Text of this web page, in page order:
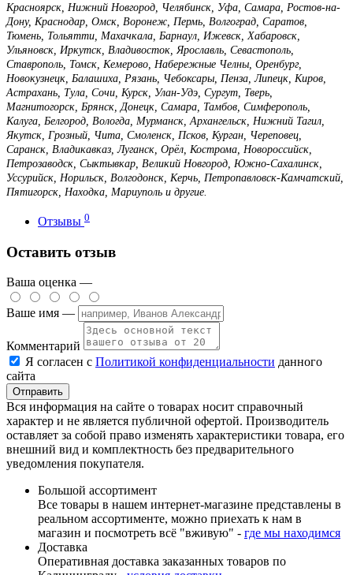
Красноярск, Нижний Новгород, Челябинск, Уфа, Самара, Ростов-на-
Дону, Краснодар, Омск, Воронеж, Пермь, Волгоград, Саратов,
Тюмень, Тольятти, Махачкала, Барнаул, Ижевск, Хабаровск,
Ульяновск, Иркутск, Владивосток, Ярославль, Севастополь,
Ставрополь, Томск, Кемерово, Набережные Челны, Оренбург,
Новокузнецк, Балашиха, Рязань, Чебоксары, Пенза, Липецк, Киров,
Астрахань, Тула, Сочи, Курск, Улан-Удэ, Сургут, Тверь,
Магнитогорск, Брянск, Донецк, Самара, Тамбов, Симферополь,
Калуга, Белгород, Вологда, Мурманск, Архангельск, Нижний Тагил,
Якутск, Грозный, Чита, Смоленск, Псков, Курган, Череповец,
Саранск, Владикавказ, Луганск, Орёл, Кострома, Новороссийск,
Петрозаводск, Сыктывкар, Великий Новгород, Южно-Сахалинск,
Уссурийск, Норильск, Волгодонск, Керчь, Петропавловск-Камчатский,
Пятигорск, Находка, Мариуполь и другие.
Отзывы 0
Оставить отзыв
Ваша оценка —
Ваше имя —
Комментарий
Я согласен с Политикой конфиденциальности данного
сайта
Вся информация на сайте о товарах носит справочный
характер и не является публичной офертой. Производитель
оставляет за собой право изменять характеристики товара, его
внешний вид и комплектность без предварительного
уведомления покупателя.
Большой ассортимент
Все товары в нашем интернет-магазине представлены в
реальном ассортименте, можно приехать к нам в
магазин и посмотреть всё "вживую" - где мы находимся
Доставка
Оперативная доставка заказанных товаров по